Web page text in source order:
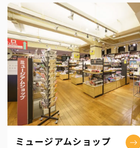
ミュージアムショップ